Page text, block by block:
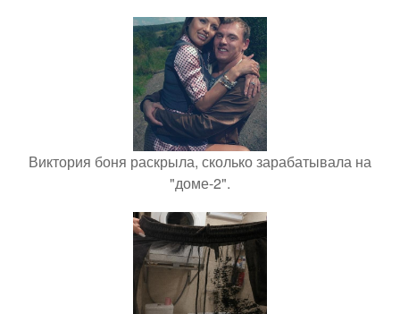
Виктория боня раскрыла, сколько зарабатывала на
"доме-2".